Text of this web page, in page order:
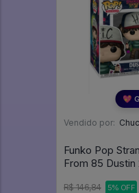
💖
Vendido por:
Funko Pop
From 85 Dustin
R$ 146,84 5% OFF